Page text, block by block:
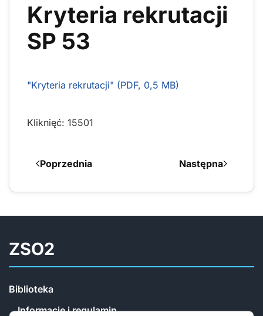
Kryteria rekrutacji
SP 53
"Kryteria rekrutacji" (PDF, 0,5 MB)
Kliknięć: 15501
Poprzednia Następna
ZSO2
Biblioteka
Informacje i regulamin